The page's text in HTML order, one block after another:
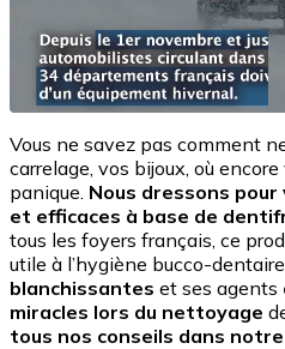
Vous ne savez pas comment
carrelage, vos bijoux, où
panique. Nous dressons
et efficaces à base de
tous les foyers français, ce
utile à l’hygiène bucco-
blanchissantes et ses agents
miracles lors du nettoyage
tous nos conseils dans